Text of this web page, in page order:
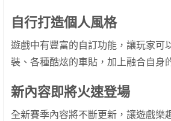
自行打造個人風格
遊戲中有豐富的自訂功能，讓玩家可
裝、各種酷炫的車貼，加上融合自身
新內容即將火速登場
全新賽季內容將不斷更新，讓遊戲樂